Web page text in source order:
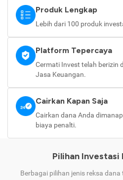
Produk Lengkap
Lebih dari 100 produk
Platform Tepercaya
Cermati Invest telah berizin
Jasa Keuangan.
Cairkan Kapan Saja
Cairkan dana Anda
biaya penalti.
Pilihan Investasi
Berbagai pilihan jenis reksa